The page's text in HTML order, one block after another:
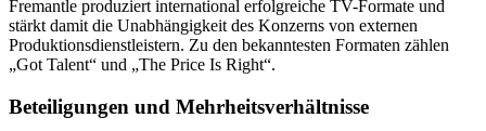
Fremantle produziert international erfolgreiche TV-Formate und
stärkt damit die Unabhängigkeit des Konzerns von externen
Produktionsdienstleistern. Zu den bekanntesten Formaten zählen
„Got Talent“ und „The Price Is Right“.
Beteiligungen und Mehrheitsverhältnisse